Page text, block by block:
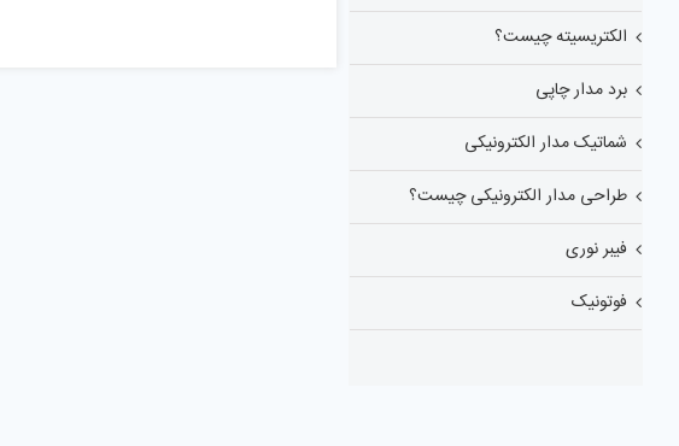
الکتریسیته چیست؟
برد مدار چاپی
شماتیک مدار الکترونیکی
طراحی مدار الکترونیکی چیست؟
فیبر نوری
فوتونیک